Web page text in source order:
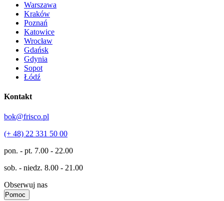
Warszawa
Kraków
Poznań
Katowice
Wrocław
Gdańsk
Gdynia
Sopot
Łódź
Kontakt
bok@frisco.pl
(+ 48) 22 331 50 00
pon. - pt. 7.00 - 22.00
sob. - niedz. 8.00 - 21.00
Obserwuj nas
Pomoc